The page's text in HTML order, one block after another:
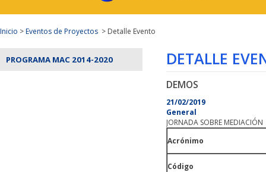
Inicio >Eventos de Proyectos > Detalle Evento
PROGRAMA MAC 2014-2020 DETALLE
DEMOS
21/02/2019
General
JORNADA SOBRE MEDIACIÓN
Acrónimo
Código